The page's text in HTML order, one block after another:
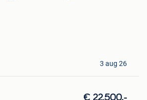
3 aug 26
€ 22.500,-